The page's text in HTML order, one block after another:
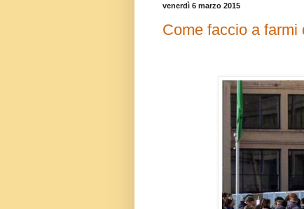
venerdì 6 marzo 2015
Come faccio a